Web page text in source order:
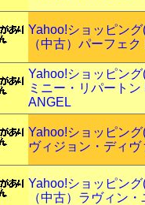
Yahoo!ショッピン
（中古）パーフェ
Yahoo!ショッピン
ミニー・リパート
ANGEL
Yahoo!ショッピン
ヴィジョン・ディヴ
Yahoo!ショッピン
（中古）ラヴィン